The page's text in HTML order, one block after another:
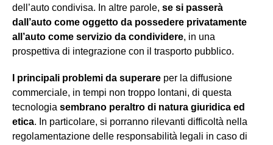
dell’auto condivisa. In altre parole, se si passerà
dall’auto come oggetto da possedere privatamente
all’auto come servizio da condividere, in una
prospettiva di integrazione con il trasporto pubblico.
I principali problemi da superare per la diffusione
commerciale, in tempi non troppo lontani, di questa
tecnologia sembrano peraltro di natura giuridica ed
etica. In particolare, si porranno rilevanti difficoltà nella
regolamentazione delle responsabilità legali in caso di